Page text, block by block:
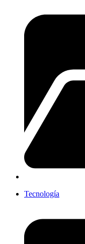
Tecnología